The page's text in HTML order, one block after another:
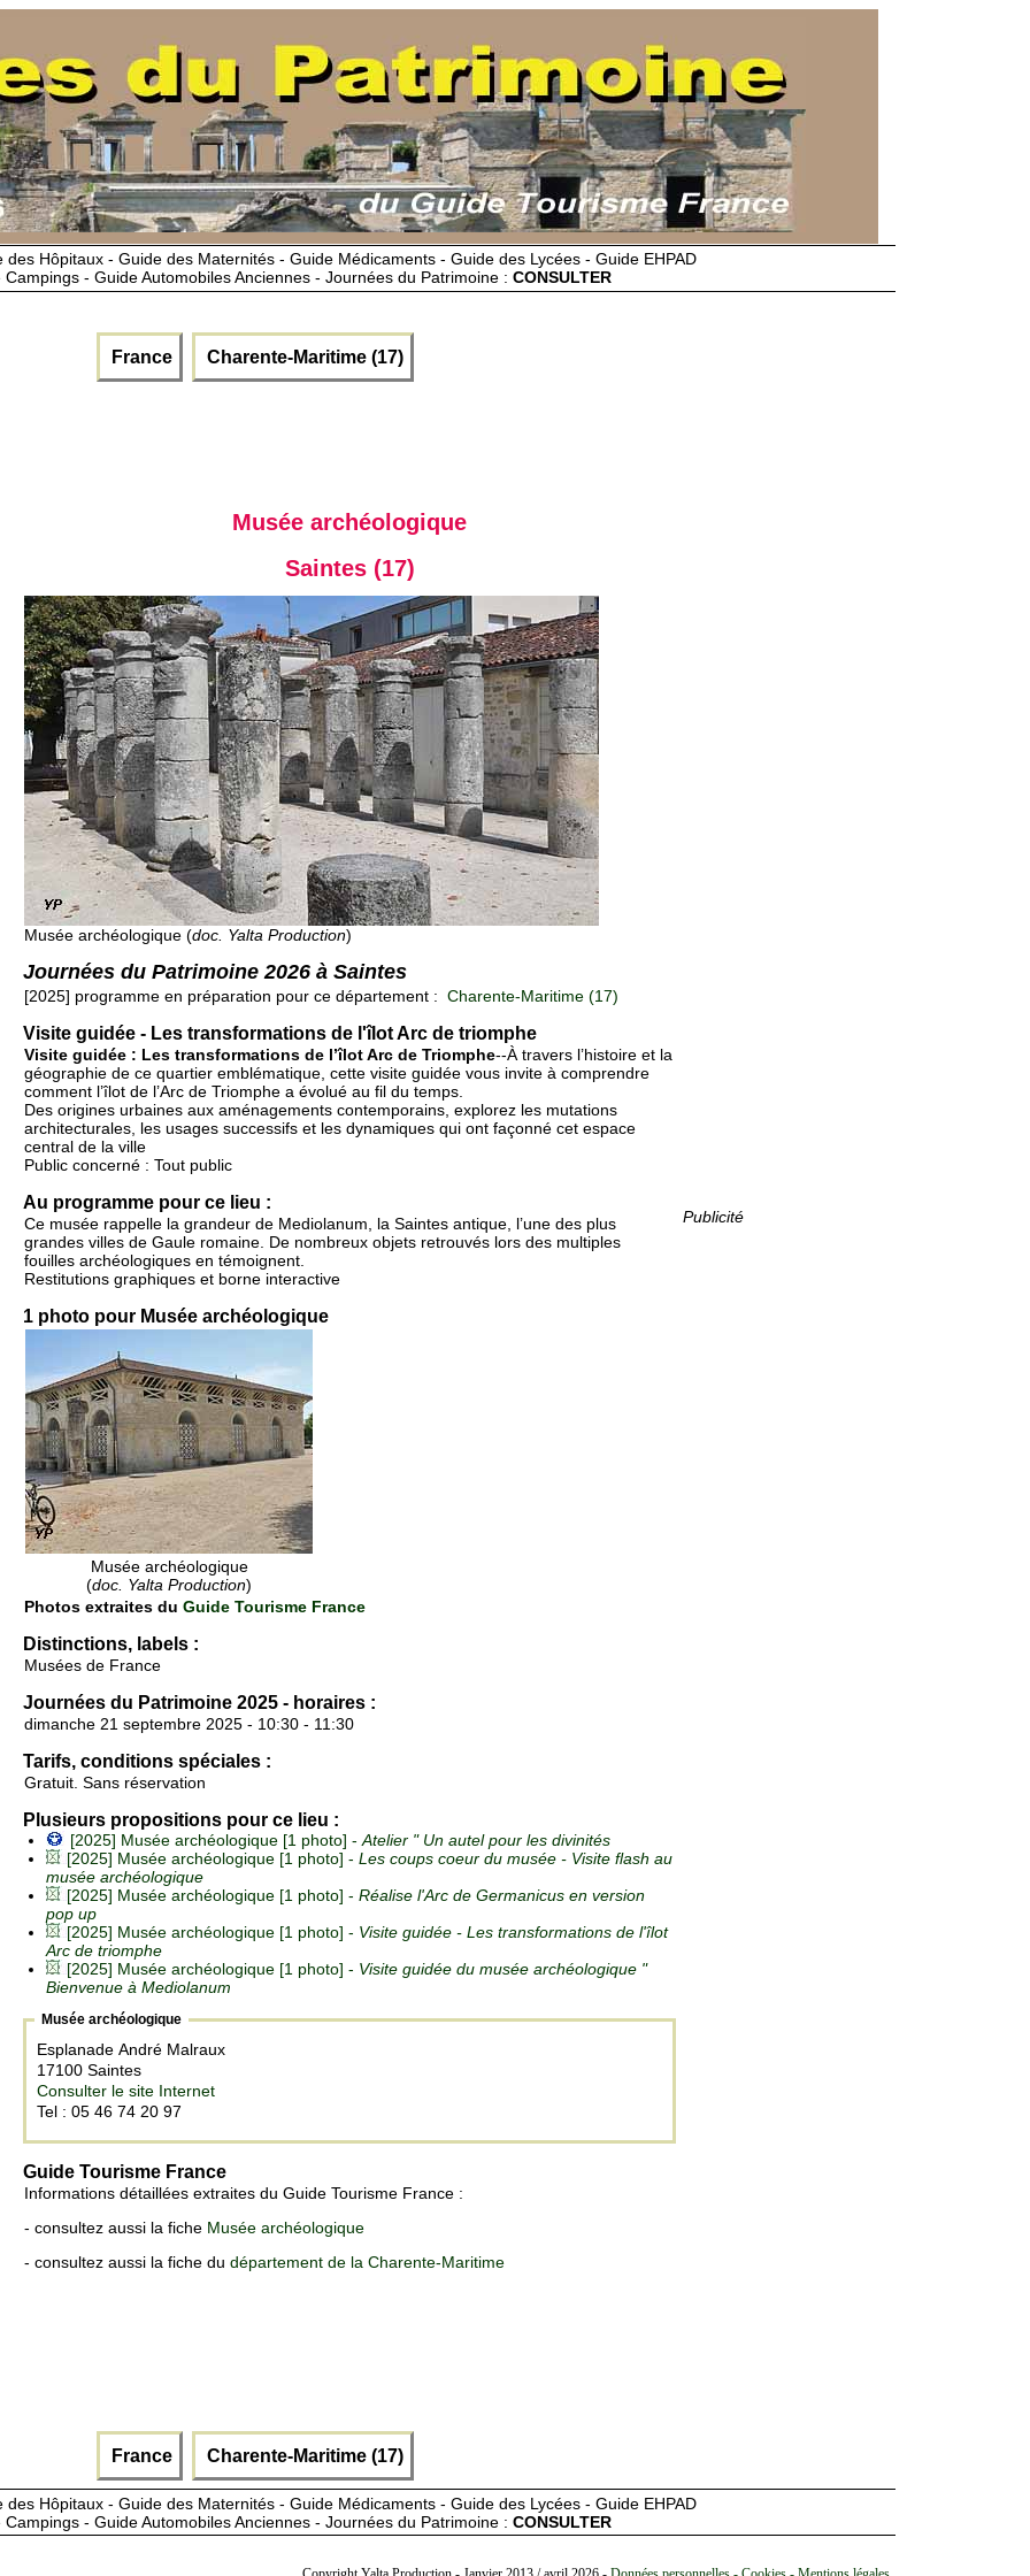
Hôpitaux - Guide des Maternités - Guide Médicaments - Guide des Lycées - Guide EHPAD
- Guide Automobiles Anciennes - Journées du Patrimoine : CONSULTER
France Charente-Maritime (17)
Publicité
Musée archéologique
Saintes (17)
Musée archéologique (doc. Yalta Production)
Journées du Patrimoine 2026 à Saintes
[2025] programme en préparation pour ce département : Charente-Maritime (17)
Visite guidée - Les transformations de l'îlot Arc de triomphe
Visite guidée : Les transformations de l’îlot Arc de Triomphe--À travers l’histoire et la
géographie de ce quartier emblématique, cette visite guidée vous invite à comprendre
comment l’îlot de l’Arc de Triomphe a évolué au fil du temps.
Des origines urbaines aux aménagements contemporains, explorez les mutations
architecturales, les usages successifs et les dynamiques qui ont façonné cet espace
central de la ville
Public concerné : Tout public
Au programme pour ce lieu :
Ce musée rappelle la grandeur de Mediolanum, la Saintes antique, l’une des plus
grandes villes de Gaule romaine. De nombreux objets retrouvés lors des multiples
fouilles archéologiques en témoignent.
Restitutions graphiques et borne interactive
1 photo pour Musée archéologique
Musée archéologique
(doc. Yalta Production)
Photos extraites du Guide Tourisme France
Distinctions, labels :
Musées de France
Journées du Patrimoine 2025 - horaires :
dimanche 21 septembre 2025 - 10:30 - 11:30
Tarifs, conditions spéciales :
Gratuit. Sans réservation
Plusieurs propositions pour ce lieu :
[2025] Musée archéologique [1 photo] -Atelier " Un autel pour les divinités
[2025] Musée archéologique [1 photo] - Les coups coeur du musée - Visite flash au
musée archéologique
[2025] Musée archéologique [1 photo] - Réalise l'Arc de Germanicus en version
pop up
[2025] Musée archéologique [1 photo] - Visite guidée - Les transformations de l'îlot
Arc de triomphe
[2025] Musée archéologique [1 photo] - Visite guidée du musée archéologique "
Bienvenue à Mediolanum
Musée archéologique
Esplanade André Malraux
17100 Saintes
Consulter le site Internet
Tel : 05 46 74 20 97
Guide Tourisme France
Informations détaillées extraites du Guide Tourisme France :
- consultez aussi la fiche Musée archéologique
- consultez aussi la fiche du département de la Charente-Maritime
France Charente-Maritime (17)
Hôpitaux - Guide des Maternités - Guide Médicaments - Guide des Lycées - Guide EHPAD
- Guide Automobiles Anciennes - Journées du Patrimoine : CONSULTER